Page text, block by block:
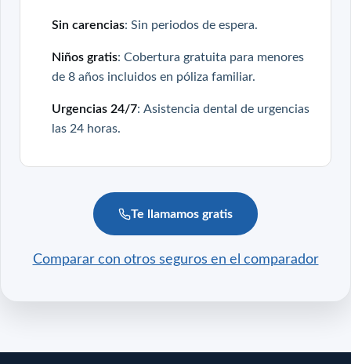
Sin carencias: Sin periodos de espera.
Niños gratis: Cobertura gratuita para menores
de 8 años incluidos en póliza familiar.
Urgencias 24/7: Asistencia dental de urgencias
las 24 horas.
Te llamamos gratis
Comparar con otros seguros en el comparador